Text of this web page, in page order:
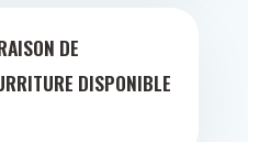
DE
DISPONIBLE